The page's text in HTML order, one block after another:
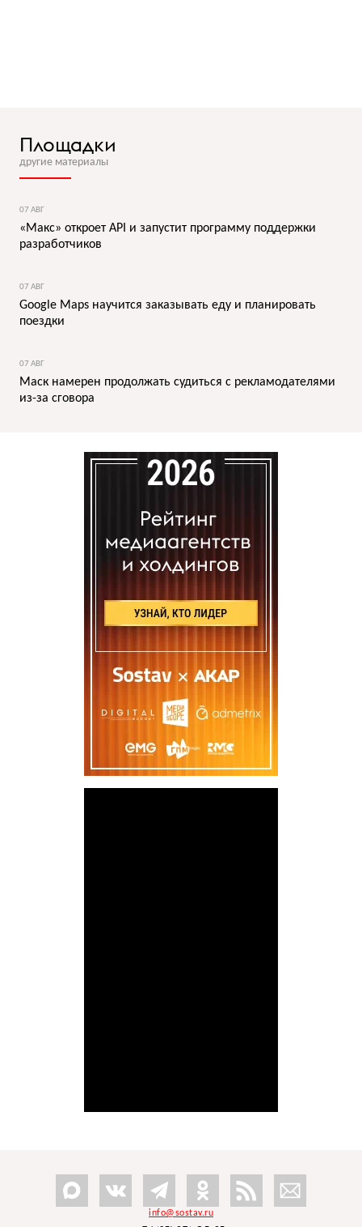
Площадки
другие материалы
07 АВГ
«Макс» откроет API и запустит программу поддержки
разработчиков
07 АВГ
Google Maps научится заказывать еду и планировать
поездки
07 АВГ
Маск намерен продолжать судиться с рекламодателями
из-за сговора
info@sostav.ru